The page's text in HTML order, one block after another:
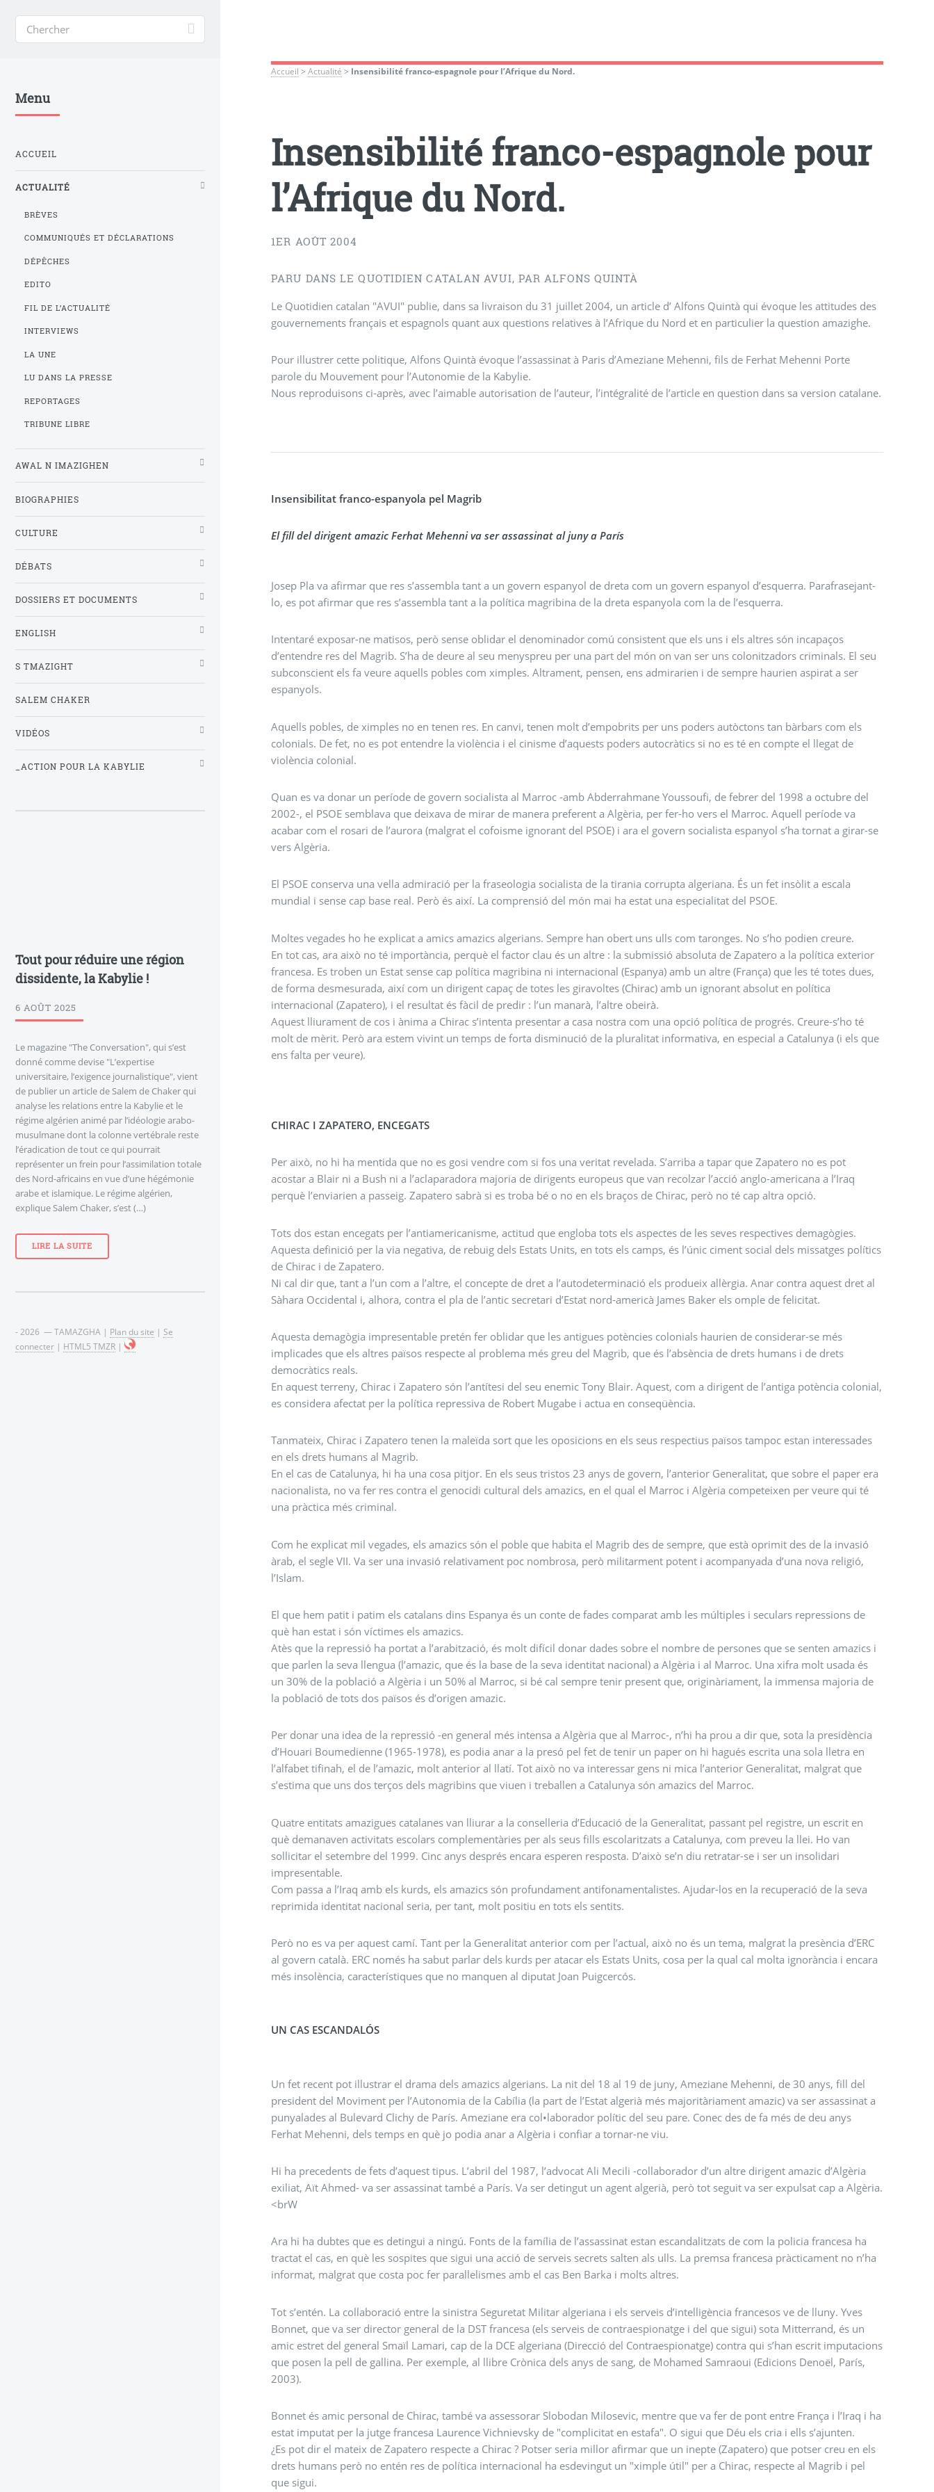
Accueil >Actualité > Insensibilité franco-espagnole pour l’Afrique du Nord.
Insensibilité franco-espagnole pour
l’Afrique du Nord.
1ER AOÛT 2004
PARU DANS LE QUOTIDIEN CATALAN AVUI, PAR ALFONS QUINTÀ
Le Quotidien catalan "AVUI" publie, dans sa livraison du 31 juillet 2004, un article d’ Alfons Quintà qui évoque les attitudes des
gouvernements français et espagnols quant aux questions relatives à l’Afrique du Nord et en particulier la question amazighe.
Pour illustrer cette politique, Alfons Quintà évoque l’assassinat à Paris d’Ameziane Mehenni, fils de Ferhat Mehenni Porte
parole du Mouvement pour l’Autonomie de la Kabylie.
Nous reproduisons ci-après, avec l’aimable autorisation de l’auteur, l’intégralité de l’article en question dans sa version catalane.
Insensibilitat franco-espanyola pel Magrib
El fill del dirigent amazic Ferhat Mehenni va ser assassinat al juny a París
Josep Pla va afirmar que res s’assembla tant a un govern espanyol de dreta com un govern espanyol d’esquerra. Parafrasejant-
lo, es pot afirmar que res s’assembla tant a la política magribina de la dreta espanyola com la de l’esquerra.
Intentaré exposar-ne matisos, però sense oblidar el denominador comú consistent que els uns i els altres són incapaços
d’entendre res del Magrib. S’ha de deure al seu menyspreu per una part del món on van ser uns colonitzadors criminals. El seu
subconscient els fa veure aquells pobles com ximples. Altrament, pensen, ens admirarien i de sempre haurien aspirat a ser
espanyols.
Aquells pobles, de ximples no en tenen res. En canvi, tenen molt d’empobrits per uns poders autòctons tan bàrbars com els
colonials. De fet, no es pot entendre la violència i el cinisme d’aquests poders autocràtics si no es té en compte el llegat de
violència colonial.
Quan es va donar un període de govern socialista al Marroc -amb Abderrahmane Youssoufi, de febrer del 1998 a octubre del
2002-, el PSOE semblava que deixava de mirar de manera preferent a Algèria, per fer-ho vers el Marroc. Aquell període va
acabar com el rosari de l’aurora (malgrat el cofoisme ignorant del PSOE) i ara el govern socialista espanyol s’ha tornat a girar-se
vers Algèria.
El PSOE conserva una vella admiració per la fraseologia socialista de la tirania corrupta algeriana. És un fet insòlit a escala
mundial i sense cap base real. Però és així. La comprensió del món mai ha estat una especialitat del PSOE.
Moltes vegades ho he explicat a amics amazics algerians. Sempre han obert uns ulls com taronges. No s’ho podien creure.
En tot cas, ara això no té importància, perquè el factor clau és un altre : la submissió absoluta de Zapatero a la política exterior
francesa. Es troben un Estat sense cap política magribina ni internacional (Espanya) amb un altre (França) que les té totes dues,
de forma desmesurada, així com un dirigent capaç de totes les giravoltes (Chirac) amb un ignorant absolut en política
internacional (Zapatero), i el resultat és fàcil de predir : l’un manarà, l’altre obeirà.
Aquest lliurament de cos i ànima a Chirac s’intenta presentar a casa nostra com una opció política de progrés. Creure-s’ho té
molt de mèrit. Però ara estem vivint un temps de forta disminució de la pluralitat informativa, en especial a Catalunya (i els que
ens falta per veure).
CHIRAC I ZAPATERO, ENCEGATS
Per això, no hi ha mentida que no es gosi vendre com si fos una veritat revelada. S’arriba a tapar que Zapatero no es pot
acostar a Blair ni a Bush ni a l’aclaparadora majoria de dirigents europeus que van recolzar l’acció anglo-americana a l’Iraq
perquè l’enviarien a passeig. Zapatero sabrà si es troba bé o no en els braços de Chirac, però no té cap altra opció.
Tots dos estan encegats per l’antiamericanisme, actitud que engloba tots els aspectes de les seves respectives demagògies.
Aquesta definició per la via negativa, de rebuig dels Estats Units, en tots els camps, és l’únic ciment social dels missatges polítics
de Chirac i de Zapatero.
Ni cal dir que, tant a l’un com a l’altre, el concepte de dret a l’autodeterminació els produeix allèrgia. Anar contra aquest dret al
Sàhara Occidental i, alhora, contra el pla de l’antic secretari d’Estat nord-americà James Baker els omple de felicitat.
Aquesta demagògia impresentable pretén fer oblidar que les antigues potències colonials haurien de considerar-se més
implicades que els altres països respecte al problema més greu del Magrib, que és l’absència de drets humans i de drets
democràtics reals.
En aquest terreny, Chirac i Zapatero són l’antítesi del seu enemic Tony Blair. Aquest, com a dirigent de l’antiga potència colonial,
es considera afectat per la política repressiva de Robert Mugabe i actua en conseqüència.
Tanmateix, Chirac i Zapatero tenen la maleïda sort que les oposicions en els seus respectius països tampoc estan interessades
en els drets humans al Magrib.
En el cas de Catalunya, hi ha una cosa pitjor. En els seus tristos 23 anys de govern, l’anterior Generalitat, que sobre el paper era
nacionalista, no va fer res contra el genocidi cultural dels amazics, en el qual el Marroc i Algèria competeixen per veure qui té
una pràctica més criminal.
Com he explicat mil vegades, els amazics són el poble que habita el Magrib des de sempre, que està oprimit des de la invasió
àrab, el segle VII. Va ser una invasió relativament poc nombrosa, però militarment potent i acompanyada d’una nova religió,
l’Islam.
El que hem patit i patim els catalans dins Espanya és un conte de fades comparat amb les múltiples i seculars repressions de
què han estat i són víctimes els amazics.
Atès que la repressió ha portat a l’arabització, és molt difícil donar dades sobre el nombre de persones que se senten amazics i
que parlen la seva llengua (l’amazic, que és la base de la seva identitat nacional) a Algèria i al Marroc. Una xifra molt usada és
un 30% de la població a Algèria i un 50% al Marroc, si bé cal sempre tenir present que, originàriament, la immensa majoria de
la població de tots dos països és d’origen amazic.
Per donar una idea de la repressió -en general més intensa a Algèria que al Marroc-, n’hi ha prou a dir que, sota la presidència
d’Houari Boumedienne (1965-1978), es podia anar a la presó pel fet de tenir un paper on hi hagués escrita una sola lletra en
l’alfabet tifinah, el de l’amazic, molt anterior al llatí. Tot això no va interessar gens ni mica l’anterior Generalitat, malgrat que
s’estima que uns dos terços dels magribins que viuen i treballen a Catalunya són amazics del Marroc.
Quatre entitats amazigues catalanes van lliurar a la conselleria d’Educació de la Generalitat, passant pel registre, un escrit en
què demanaven activitats escolars complementàries per als seus fills escolaritzats a Catalunya, com preveu la llei. Ho van
sollicitar el setembre del 1999. Cinc anys després encara esperen resposta. D’això se’n diu retratar-se i ser un insolidari
impresentable.
Com passa a l’Iraq amb els kurds, els amazics són profundament antifonamentalistes. Ajudar-los en la recuperació de la seva
reprimida identitat nacional seria, per tant, molt positiu en tots els sentits.
Però no es va per aquest camí. Tant per la Generalitat anterior com per l’actual, això no és un tema, malgrat la presència d’ERC
al govern català. ERC només ha sabut parlar dels kurds per atacar els Estats Units, cosa per la qual cal molta ignorància i encara
més insolència, característiques que no manquen al diputat Joan Puigcercós.
UN CAS ESCANDALÓS
Un fet recent pot illustrar el drama dels amazics algerians. La nit del 18 al 19 de juny, Ameziane Mehenni, de 30 anys, fill del
president del Moviment per l’Autonomia de la Cabília (la part de l’Estat algerià més majoritàriament amazic) va ser assassinat a
punyalades al Bulevard Clichy de París. Ameziane era col•laborador polític del seu pare. Conec des de fa més de deu anys
Ferhat Mehenni, dels temps en què jo podia anar a Algèria i confiar a tornar-ne viu.
Hi ha precedents de fets d’aquest tipus. L’abril del 1987, l’advocat Ali Mecili -collaborador d’un altre dirigent amazic d’Algèria
exiliat, Aït Ahmed- va ser assassinat també a París. Va ser detingut un agent algerià, però tot seguit va ser expulsat cap a Algèria.
<brW
Ara hi ha dubtes que es detingui a ningú. Fonts de la família de l’assassinat estan escandalitzats de com la policia francesa ha
tractat el cas, en què les sospites que sigui una acció de serveis secrets salten als ulls. La premsa francesa pràcticament no n’ha
informat, malgrat que costa poc fer parallelismes amb el cas Ben Barka i molts altres.
Tot s’entén. La collaboració entre la sinistra Seguretat Militar algeriana i els serveis d’intelligència francesos ve de lluny. Yves
Bonnet, que va ser director general de la DST francesa (els serveis de contraespionatge i del que sigui) sota Mitterrand, és un
amic estret del general Smaïl Lamari, cap de la DCE algeriana (Direcció del Contraespionatge) contra qui s’han escrit imputacions
que posen la pell de gallina. Per exemple, al llibre Crònica dels anys de sang, de Mohamed Samraoui (Edicions Denoël, París,
2003).
Bonnet és amic personal de Chirac, també va assessorar Slobodan Milosevic, mentre que va fer de pont entre França i l’Iraq i ha
estat imputat per la jutge francesa Laurence Vichnievsky de "complicitat en estafa". O sigui que Déu els cria i ells s’ajunten.
¿Es pot dir el mateix de Zapatero respecte a Chirac ? Potser seria millor afirmar que un inepte (Zapatero) que potser creu en els
drets humans però no entén res de política internacional ha esdevingut un "ximple útil" per a Chirac, respecte al Magrib i pel
que sigui.
Menu
ACCUEIL
ACTUALITÉ
BRÈVES
COMMUNIQUÉS ET DÉCLARATIONS
DÉPÊCHES
EDITO
FIL DE L’ACTUALITÉ
INTERVIEWS
LA UNE
LU DANS LA PRESSE
REPORTAGES
TRIBUNE LIBRE
AWAL N IMAZIGHEN
BIOGRAPHIES
CULTURE
DÉBATS
DOSSIERS ET DOCUMENTS
ENGLISH
S TMAZIGHT
SALEM CHAKER
VIDÉOS
_ACTION POUR LA KABYLIE
Tout pour réduire une région
dissidente, la Kabylie !
6 AOÛT 2025
Le magazine "The Conversation", qui s’est
donné comme devise "L’expertise
universitaire, l’exigence journalistique", vient
de publier un article de Salem de Chaker qui
analyse les relations entre la Kabylie et le
régime algérien animé par l’idéologie arabo-
musulmane dont la colonne vertébrale reste
l’éradication de tout ce qui pourrait
représenter un frein pour l’assimilation totale
des Nord-africains en vue d’une hégémonie
arabe et islamique. Le régime algérien,
explique Salem Chaker, s’est (…)
LIRE LA SUITE
- 2026 — TAMAZGHA | Plan du site | Se
connecter | HTML5 TMZR |